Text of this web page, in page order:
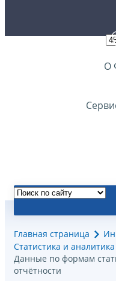
О
Главная страница
Статистика и аналитика
Данные по формам
отчётности